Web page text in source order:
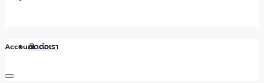
ติดต่อเรา
Account